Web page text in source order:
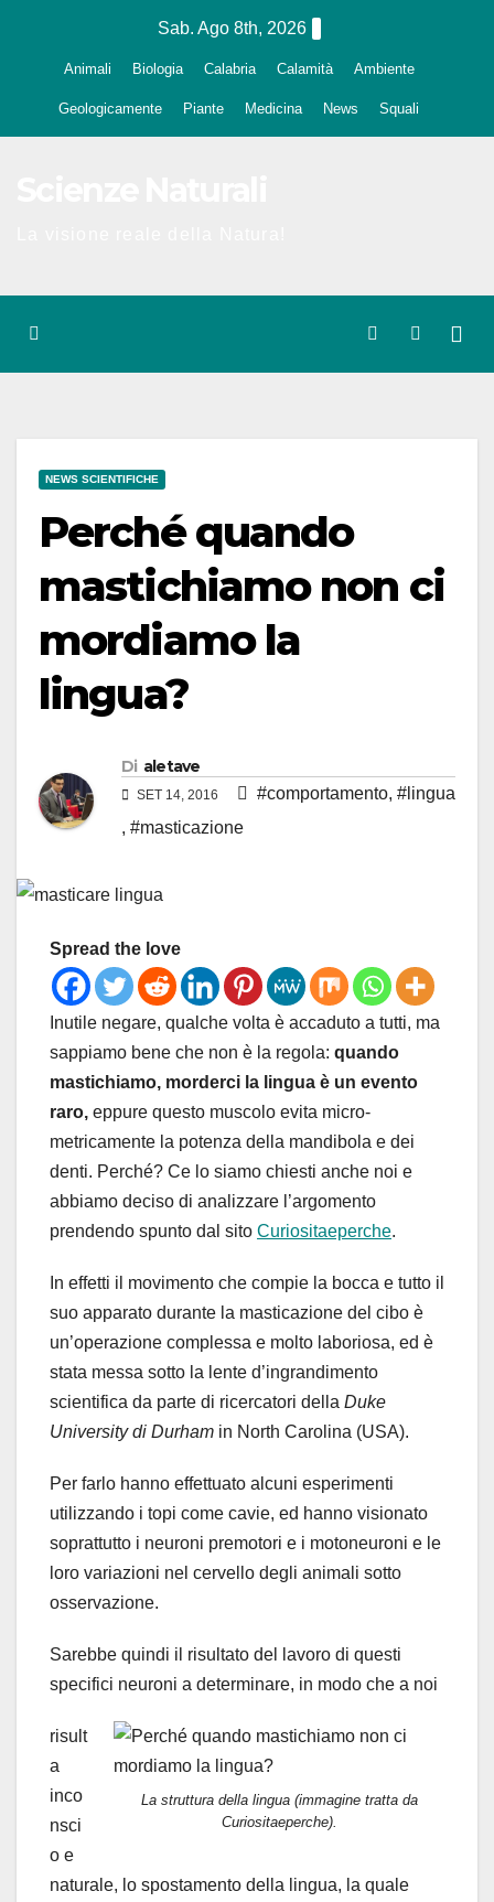
Sab. Ago 8th, 2026
Animali Biologia Calabria Calamità Ambiente
Geologicamente Piante Medicina News Squali
NEWS SCIENTIFICHE
Perché quando
mastichiamo non ci
mordiamo la
lingua?
Di aletave
SET 14, 2016 #comportamento, #lingua
, #masticazione
Spread the love
Inutile negare, qualche volta è accaduto a tutti, ma
sappiamo bene che non è la regola: quando
mastichiamo, morderci la lingua è un evento
raro, eppure questo muscolo evita micro-
metricamente la potenza della mandibola e dei
denti. Perché? Ce lo siamo chiesti anche noi e
abbiamo deciso di analizzare l’argomento
prendendo spunto dal sito Curiositaeperche.
In effetti il movimento che compie la bocca e tutto il
suo apparato durante la masticazione del cibo è
un’operazione complessa e molto laboriosa, ed è
stata messa sotto la lente d’ingrandimento
scientifica da parte di ricercatori della Duke
University di Durham in North Carolina (USA).
Per farlo hanno effettuato alcuni esperimenti
utilizzando i topi come cavie, ed hanno visionato
soprattutto i neuroni premotori e i motoneuroni e le
loro variazioni nel cervello degli animali sotto
osservazione.
Sarebbe quindi il risultato del lavoro di questi
specifici neuroni a determinare, in modo che a noi
La struttura della lingua (immagine tratta da
Curiositaeperche).
risult
a
inco
nsci
o e
naturale, lo spostamento della lingua, la quale